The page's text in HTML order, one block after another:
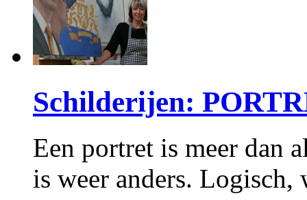
Schilderijen:
Een portret is meer dan
is weer anders. Logisch,